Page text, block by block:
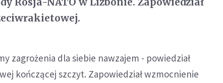
zagrożenia dla siebie nawzajem - powiedział
kończącej szczyt. Zapowiedział wzmocnienie